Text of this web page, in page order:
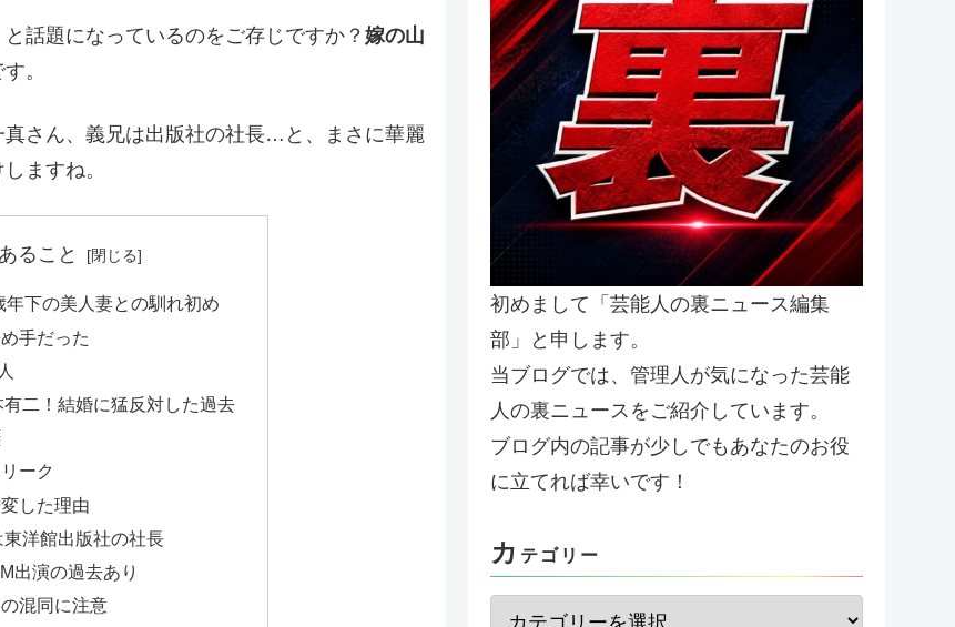
話題になっているのをご存じですか？ 嫁の山
。
さん、義兄は出版社の社長…と、まさに華麗
ますね。
ること
下の美人妻との馴れ初め
手だった
二！結婚に猛反対した過去
ーク
した理由
洋館出版社の社長
出演の過去あり
混同に注意
初めまして「芸能人の裏ニュース編集
部」と申します。
当ブログでは、管理人が気になった芸能
人の裏ニュースをご紹介しています。
ブログ内の記事が少しでもあなたのお役
に立てれば幸いです！
カ テゴリー